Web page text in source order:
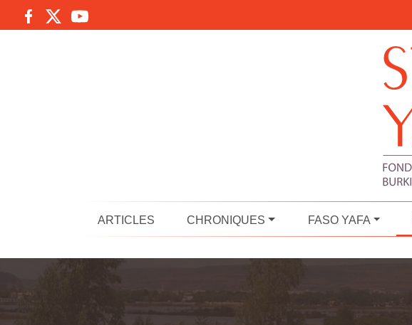
ARTICLES CHRONIQUES FASO YAFA